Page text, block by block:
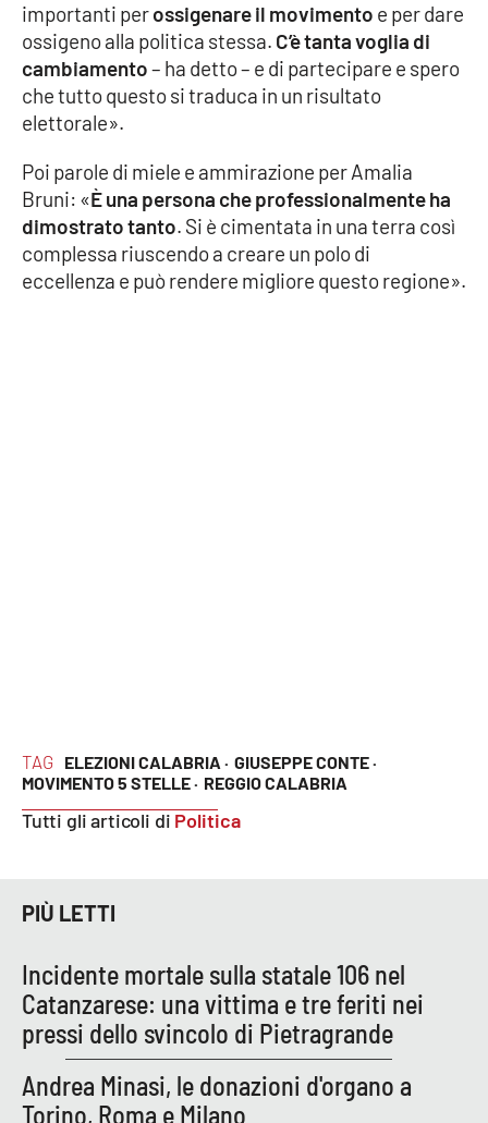
TAG ELEZIONI CALABRIA · GIUSEPPE CONTE ·
MOVIMENTO 5 STELLE · REGGIO CALABRIA
Tutti gli articoli di Politica
importanti perossigenare il movimento e per dare
ossigeno alla politica stessa. C’è tanta voglia di
cambiamento– ha detto – e di partecipare e spero
che tutto questo si traduca in un risultato
elettorale».
Poi parole di miele e ammirazione per Amalia
Bruni: «È una persona che professionalmente ha
dimostrato tanto. Si è cimentata in una terra così
complessa riuscendo a creare un polo di
eccellenza e può rendere migliore questo regione».
PIÙ LETTI
Incidente mortale sulla statale 106 nel
Catanzarese: una vittima e tre feriti nei
pressi dello svincolo di Pietragrande
Andrea Minasi, le donazioni d'organo a
Torino, Roma e Milano